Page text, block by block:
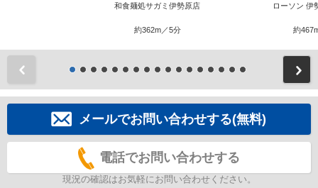
和食麺処サガミ伊勢原店
約362m／5分
ローソン 伊
約
メールでお問い合わせする(無料)
電話でお問い合わせする
現況の確認はお気軽にお問い合わせください。